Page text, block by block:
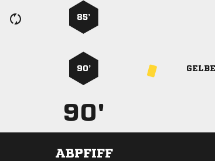
85’
90’
90'
ABPFIFF